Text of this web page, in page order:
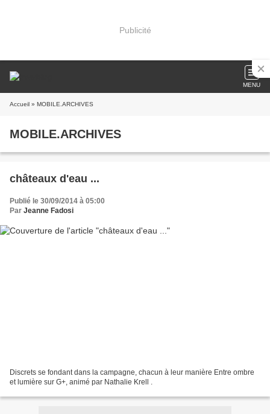
Publicité
MENU
Accueil » MOBILE.ARCHIVES
MOBILE.ARCHIVES
châteaux d'eau ...
Publié le 30/09/2014 à 05:00
Par Jeanne Fadosi
Discrets se fondant dans la campagne, chacun à leur manière Entre ombre
et lumière sur G+, animé par Nathalie Krell .